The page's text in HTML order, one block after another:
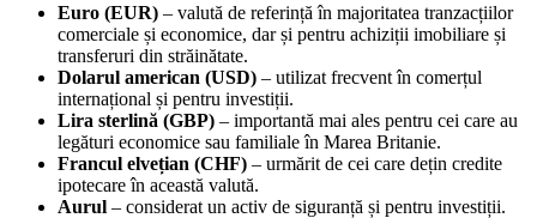
Euro (EUR) – valută de referință în majoritatea tranzacțiilor
comerciale și economice, dar și pentru achiziții imobiliare și
transferuri din străinătate.
Dolarul american (USD) – utilizat frecvent în comerțul
internațional și pentru investiții.
Lira sterlină (GBP) – importantă mai ales pentru cei care au
legături economice sau familiale în Marea Britanie.
Francul elvețian (CHF) – urmărit de cei care dețin credite
ipotecare în această valută.
Aurul – considerat un activ de siguranță și pentru investiții.